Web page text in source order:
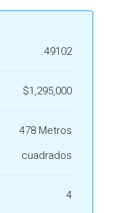
49102
$1,295,000
478 Metros
cuadrados
4